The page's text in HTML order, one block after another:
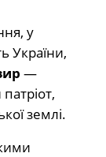
у
України,
—
землі.